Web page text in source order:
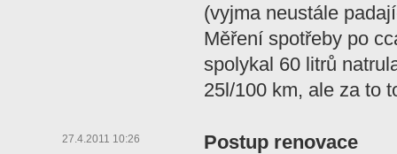
(vyjma neustále
Měření spotřeby po
spolykal 60 litrů
25l/100 km, ale za to
27.4.2011 10:26
Postup renovace